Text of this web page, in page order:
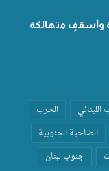
وأسقفٍ متهالكة
الحرب
الضاحية الجنوبية
جنوب لبنان